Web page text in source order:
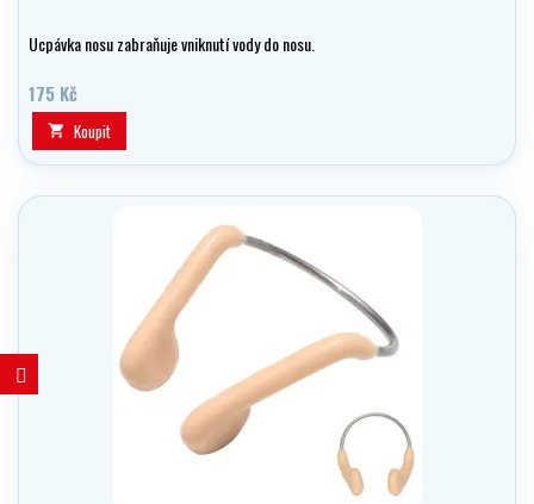
Ucpávka nosu zabraňuje vniknutí vody do nosu.
175 Kč
 Koupit